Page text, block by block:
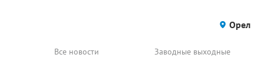
Орел
Все новости Заводные выходные